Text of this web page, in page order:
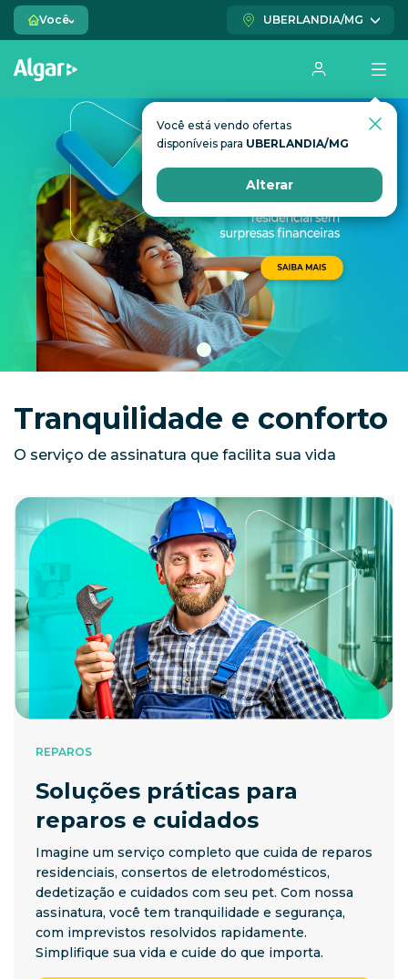
Você UBERLANDIA/MG
Você está vendo ofertas
disponíveis para UBERLANDIA/MG
Alterar
Tranquilidade e conforto
O serviço de assinatura que facilita sua vida
REPAROS
Soluções práticas para
reparos e cuidados
Imagine um serviço completo que cuida de reparos
residenciais, consertos de eletrodomésticos,
dedetização e cuidados com seu pet. Com nossa
assinatura, você tem tranquilidade e segurança,
com imprevistos resolvidos rapidamente.
Simplifique sua vida e cuide do que importa.
Você está vendo ofertas
disponíveis para UBERLANDIA/MG
Alterar